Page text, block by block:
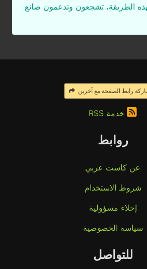
الطريقة، تشجعون وتدعمون صانع
رابط الصفحة مع آخرين
خدمة RSS
روابط
عن كاست عربي
شروط الاستخدام
إخلاء مسؤولية
سياسة الخصوصية
للتواصل